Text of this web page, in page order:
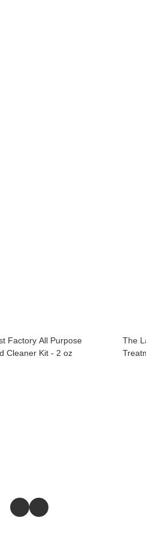
Factory All Purpose
Cleaner Kit - 2 oz
The